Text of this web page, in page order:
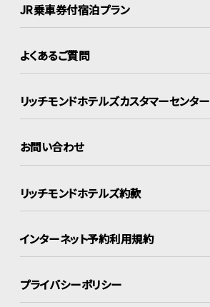
JR乗車券付宿泊プラン
よくあるご質問
リッチモンドホテルズカスタマーセンター
お問い合わせ
リッチモンドホテルズ約款
インターネット予約利用規約
プライバシーポリシー